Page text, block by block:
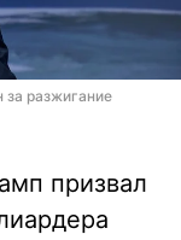
разжигание
призвал